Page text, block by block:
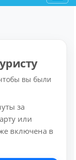
вы были
за
или
включена в